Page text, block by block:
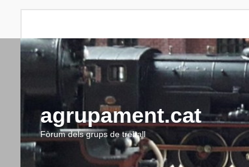
agrupament.cat
Fòrum dels grups de treball